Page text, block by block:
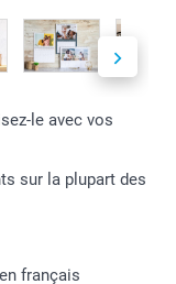
le avec vos
sur la plupart des
français